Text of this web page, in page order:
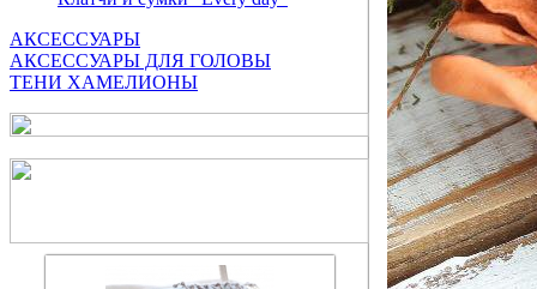
АКСЕССУАРЫ
АКСЕССУАРЫ ДЛЯ ГОЛОВЫ
ТЕНИ ХАМЕЛИОНЫ